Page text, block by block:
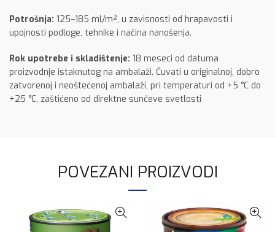
Potrošnja: 125–185 ml/m², u zavisnosti od hrapavosti i
upojnosti podloge, tehnike i načina nanošenja.
Rok upotrebe i skladištenje: 18 meseci od datuma
proizvodnje istaknutog na ambalaži. Čuvati u originalnoj, dobro
zatvorenoj i neoštećenoj ambalaži, pri temperaturi od +5 °C do
+25 °C, zaštićeno od direktne sunčeve svetlosti
POVEZANI PROIZVODI